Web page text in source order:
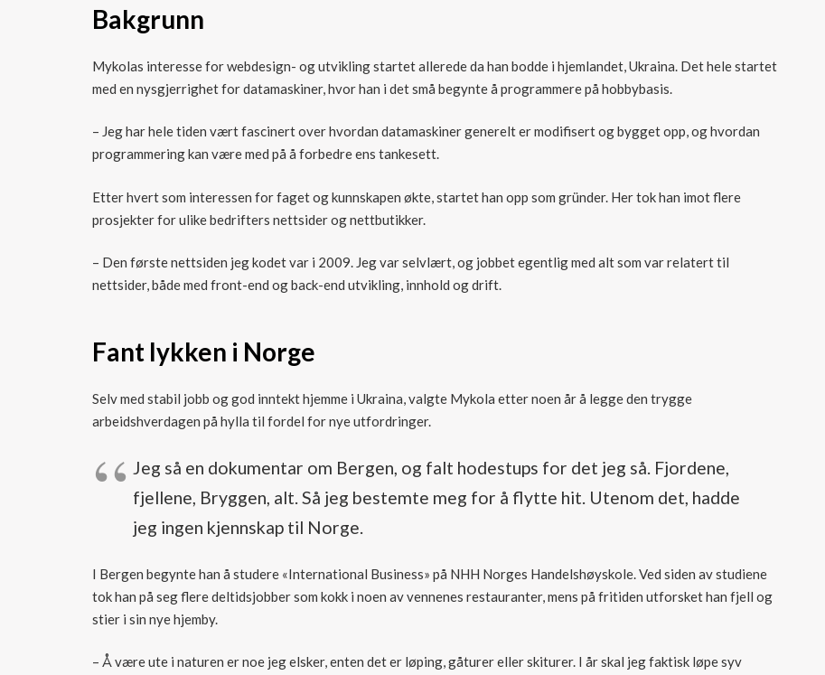
Bakgrunn
Mykolas interesse for webdesign- og utvikling startet allerede da han bodde i hjemlandet, Ukraina. Det hele startet
med en nysgjerrighet for datamaskiner, hvor han i det små begynte å programmere på hobbybasis.
– Jeg har hele tiden vært fascinert over hvordan datamaskiner generelt er modifisert og bygget opp, og hvordan
programmering kan være med på å forbedre ens tankesett.
Etter hvert som interessen for faget og kunnskapen økte, startet han opp som gründer. Her tok han imot flere
prosjekter for ulike bedrifters nettsider og nettbutikker.
– Den første nettsiden jeg kodet var i 2009. Jeg var selvlært, og jobbet egentlig med alt som var relatert til
nettsider, både med front-end og back-end utvikling, innhold og drift.
Fant lykken i Norge
Selv med stabil jobb og god inntekt hjemme i Ukraina, valgte Mykola etter noen år å legge den trygge
arbeidshverdagen på hylla til fordel for nye utfordringer.
Jeg så en dokumentar om Bergen, og falt hodestups for det jeg så. Fjordene,
fjellene, Bryggen, alt. Så jeg bestemte meg for å flytte hit. Utenom det, hadde
jeg ingen kjennskap til Norge.
I Bergen begynte han å studere «International Business» på NHH Norges Handelshøyskole. Ved siden av studiene
tok han på seg flere deltidsjobber som kokk i noen av vennenes restauranter, mens på fritiden utforsket han fjell og
stier i sin nye hjemby.
– Å være ute i naturen er noe jeg elsker, enten det er løping, gåturer eller skiturer. I år skal jeg faktisk løpe syv